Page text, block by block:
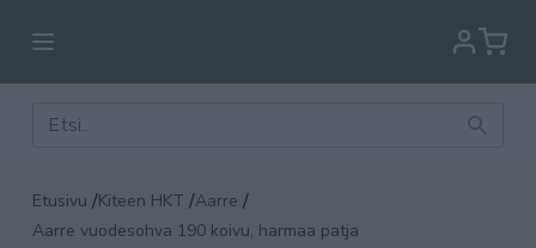
Etusivu /Kiteen HKT /Aarre /
Aarre vuodesohva 190 koivu, harmaa patja